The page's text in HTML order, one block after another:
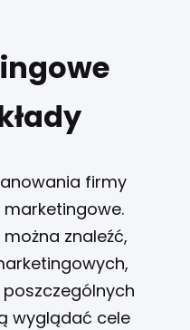
firmy
znaleźć,
poszczególnych
wyglądać cele